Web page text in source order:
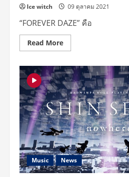
Ice witch 09 ตุลาคม 2021
“FOREVER DAZE” คือ
Read MoreRead
more
DAZE”
อัลบั้ม
เต็ม
ล่าสุด
จาก
RADWIMPS
แบน
ด์
ดนตรี
แนว
หน้า
ของ
วงการ
เพลง
ญี่ปุ่น
กา
Music News